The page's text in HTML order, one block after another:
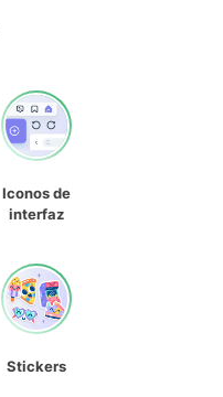
Iconos de
interfaz
Stickers